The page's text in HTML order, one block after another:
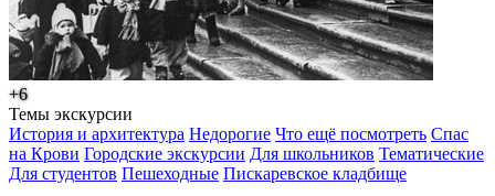
+6
Темы экскурсии
История и архитектура Недорогие Что ещё посмотреть Спас
на Крови Городские экскурсии Для школьников Тематические
Для студентов Пешеходные Пискаревское кладбище